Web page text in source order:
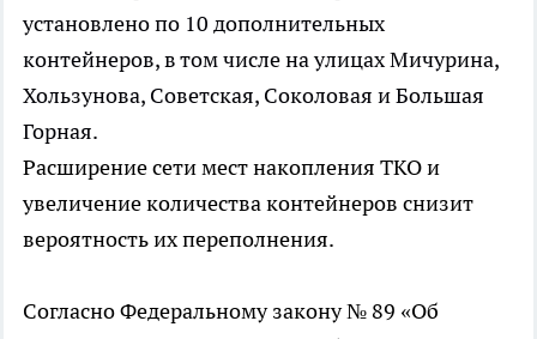
установлено по 10 дополнительных
контейнеров, в том числе на улицах Мичурина,
Хользунова, Советская, Соколовая и Большая
Горная.
Расширение сети мест накопления ТКО и
увеличение количества контейнеров снизит
вероятность их переполнения.
Согласно Федеральному закону № 89 «Об